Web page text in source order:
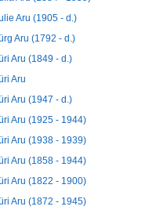
Aru (1905 - d.)
Aru (1792 - d.)
Aru (1849 - d.)
Aru
Aru (1947 - d.)
Aru (1925 - 1944)
Aru (1938 - 1939)
Aru (1858 - 1944)
Aru (1822 - 1900)
Aru (1872 - 1945)